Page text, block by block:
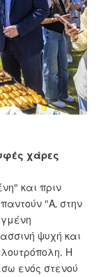
χάρες
και πριν
"Α, στην
ψυχή και
Η
ενός στενού